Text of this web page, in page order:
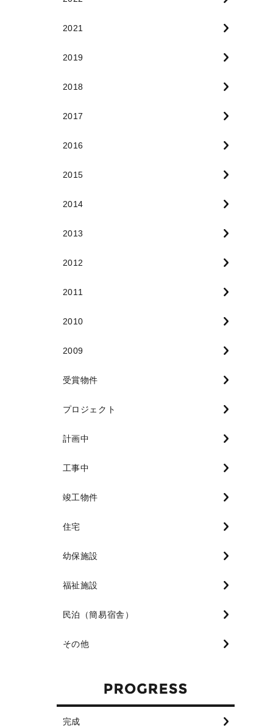
2021
2019
2018
2017
2016
2015
2014
2013
2012
2011
2010
2009
受賞物件
プロジェクト
計画中
工事中
竣工物件
住宅
幼保施設
福祉施設
民泊（簡易宿舎）
その他
完成